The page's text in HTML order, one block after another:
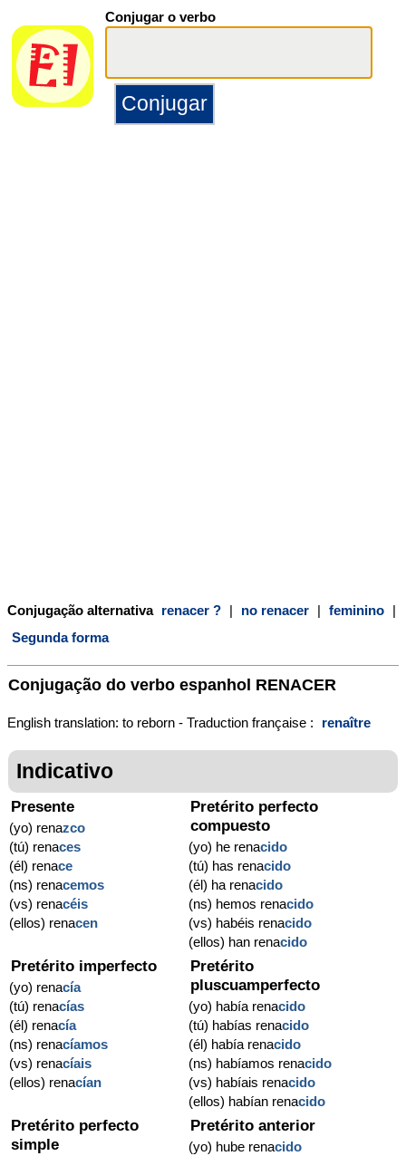
Conjugar o verbo
Conjugação alternativa renacer ? | no renacer | feminino |
Segunda forma
Conjugação do verbo espanhol RENACER
English translation: to reborn - Traduction française : renaître
Indicativo
Presente
(yo) renazco
(tú) renaces
(él) renace
(ns) renacemos
(vs) renacéis
(ellos) renacen
Pretérito perfecto
compuesto
(yo) he renacido
(tú) has renacido
(él) ha renacido
(ns) hemos renacido
(vs) habéis renacido
(ellos) han renacido
Pretérito imperfecto
(yo) renacía
(tú) renacías
(él) renacía
(ns) renacíamos
(vs) renacíais
(ellos) renacían
Pretérito
pluscuamperfecto
(yo) había renacido
(tú) habías renacido
(él) había renacido
(ns) habíamos renacido
(vs) habíais renacido
(ellos) habían renacido
Pretérito perfecto
simple
Pretérito anterior
(yo) hube renacido